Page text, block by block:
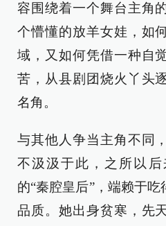
容围绕着一个舞台主角
个懵懂的放羊女娃，如
域，又如何凭借一种自
苦，从县剧团烧火丫头
名角。
与其他人争当主角不同
不汲汲于此，之所以
的“秦腔皇后”，端赖于
品质。她出身贫寒，先